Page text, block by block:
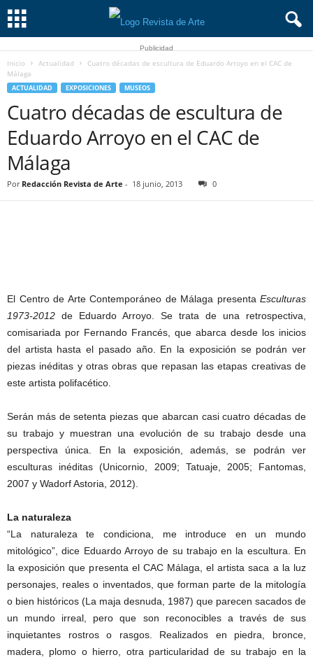
Publicidad
Inicio Actualidad
Cuatro décadas de escultura de Eduardo Arroyo en el CAC de
Málaga
ACTUALIDAD EXPOSICIONES MUSEOS
Cuatro décadas de escultura de
Eduardo Arroyo en el CAC de
Málaga
Por Redacción Revista de Arte - 18 junio, 2013 0
El Centro de Arte Contemporáneo de Málaga presenta Esculturas
1973-2012 de Eduardo Arroyo. Se trata de una retrospectiva,
comisariada por Fernando Francés, que abarca desde los inicios
del artista hasta el pasado año. En la exposición se podrán ver
piezas inéditas y otras obras que repasan las etapas creativas de
este artista polifacético.
Serán más de setenta piezas que abarcan casi cuatro décadas de
su trabajo y muestran una evolución de su trabajo desde una
perspectiva única. En la exposición, además, se podrán ver
esculturas inéditas (Unicornio, 2009; Tatuaje, 2005; Fantomas,
2007 y Wadorf Astoria, 2012).
La naturaleza
“La naturaleza te condiciona, me introduce en un mundo
mitológico”, dice Eduardo Arroyo de su trabajo en la escultura. En
la exposición que presenta el CAC Málaga, el artista saca a la luz
personajes, reales o inventados, que forman parte de la mitología
o bien históricos (La maja desnuda, 1987) que parecen sacados de
un mundo irreal, pero que son reconocibles a través de sus
inquietantes rostros o rasgos. Realizados en piedra, bronce,
madera, plomo o hierro, otra particularidad de su trabajo en la